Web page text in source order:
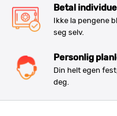
Betal
Ikke la pengene
seg selv.
Personlig
Din helt egen
deg.